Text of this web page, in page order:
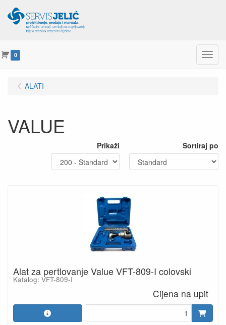
0 Menu
ALATI
VALUE
Prikaži Sortiraj po
Alat za pertlovanje Value VFT-809-I colovski
Katalog: VFT-809-I
Cijena na upit